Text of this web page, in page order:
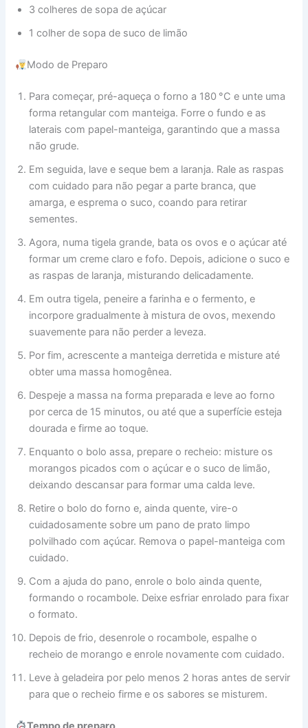
3 colheres de sopa de açúcar
1 colher de sopa de suco de limão
Modo de Preparo
Para começar, pré-aqueça o forno a 180 °C e unte uma
forma retangular com manteiga. Forre o fundo e as
laterais com papel-manteiga, garantindo que a massa
não grude.
Em seguida, lave e seque bem a laranja. Rale as raspas
com cuidado para não pegar a parte branca, que
amarga, e esprema o suco, coando para retirar
sementes.
Agora, numa tigela grande, bata os ovos e o açúcar até
formar um creme claro e fofo. Depois, adicione o suco e
as raspas de laranja, misturando delicadamente.
Em outra tigela, peneire a farinha e o fermento, e
incorpore gradualmente à mistura de ovos, mexendo
suavemente para não perder a leveza.
Por fim, acrescente a manteiga derretida e misture até
obter uma massa homogênea.
Despeje a massa na forma preparada e leve ao forno
por cerca de 15 minutos, ou até que a superfície esteja
dourada e firme ao toque.
Enquanto o bolo assa, prepare o recheio: misture os
morangos picados com o açúcar e o suco de limão,
deixando descansar para formar uma calda leve.
Retire o bolo do forno e, ainda quente, vire-o
cuidadosamente sobre um pano de prato limpo
polvilhado com açúcar. Remova o papel-manteiga com
cuidado.
Com a ajuda do pano, enrole o bolo ainda quente,
formando o rocambole. Deixe esfriar enrolado para fixar
o formato.
Depois de frio, desenrole o rocambole, espalhe o
recheio de morango e enrole novamente com cuidado.
Leve à geladeira por pelo menos 2 horas antes de servir
para que o recheio firme e os sabores se misturem.